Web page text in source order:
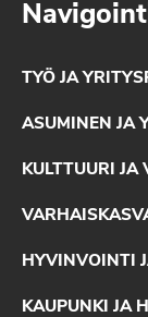
TYÖ JA
ASUMINEN JA
KULTTUURI JA
HYVINVOINTI
KAUPUNKI JA